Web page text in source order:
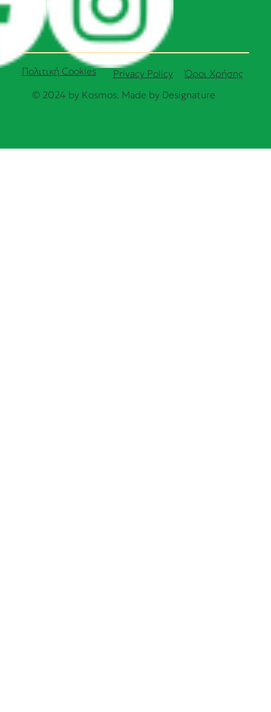
© 2024 by Kosmos. Made by Designature
Πολιτική Cookies Όροι Χρήσης
Privacy Policy